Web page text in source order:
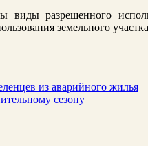
разрешенного
земельного
из аварийного жилья
сезону